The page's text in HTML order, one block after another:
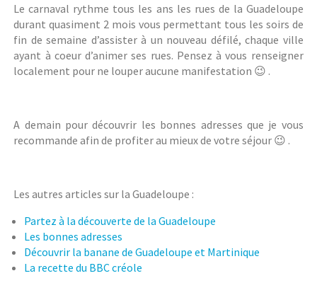
Le carnaval rythme tous les ans les rues de la Guadeloupe
durant quasiment 2 mois vous permettant tous les soirs de
fin de semaine d’assister à un nouveau défilé, chaque ville
ayant à coeur d’animer ses rues. Pensez à vous renseigner
localement pour ne louper aucune manifestation 😉 .
A demain pour découvrir les bonnes adresses que je vous
recommande afin de profiter au mieux de votre séjour 😉 .
Les autres articles sur la Guadeloupe :
Partez à la découverte de la Guadeloupe
Les bonnes adresses
Découvrir la banane de Guadeloupe et Martinique
La recette du BBC créole